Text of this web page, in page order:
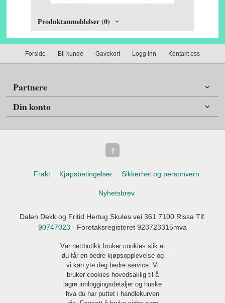
Produktanmeldelser (0)
Forside Bli kunde Gavekort Logg inn Kontakt oss
Partnere
Din konto
Frakt Kjøpsbetingelser Sikkerhet og personvern
Nyhetsbrev
Dalen Dekk og Fritid Hertug Skules vei 361 7100 Rissa Tlf.
90747023 - Foretaksregisteret 923723315mva
Vår nettbutikk bruker cookies slik at
du får en bedre kjøpsopplevelse og
vi kan yte deg bedre service. Vi
bruker cookies hovedsaklig til å
lagre innloggingsdetaljer og huske
hva du har puttet i handlekurven